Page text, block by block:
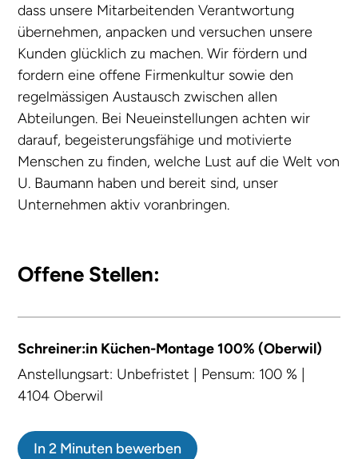
dass unsere Mitarbeitenden Verantwortung
übernehmen, anpacken und versuchen unsere
Kunden glücklich zu machen. Wir fördern und
fordern eine offene Firmenkultur sowie den
regelmässigen Austausch zwischen allen
Abteilungen. Bei Neueinstellungen achten wir
darauf, begeisterungsfähige und motivierte
Menschen zu finden, welche Lust auf die Welt von
U. Baumann haben und bereit sind, unser
Unternehmen aktiv voranbringen.
Offene Stellen:
Schreiner:in Küchen-Montage 100% (Oberwil)
Anstellungsart: Unbefristet | Pensum: 100 % |
4104 Oberwil
In 2 Minuten bewerben